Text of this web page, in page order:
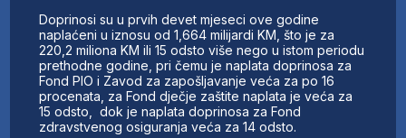
KONTAKT
Doprinosi su u prvih devet mjeseci ove godine
naplaćeni u iznosu od 1,664 milijardi KM, što je za
220,2 miliona KM ili 15 odsto više nego u istom periodu
prethodne godine, pri čemu je naplata doprinosa za
Fond PIO i Zavod za zapošljavanje veća za po 16
procenata, za Fond dječje zaštite naplata je veća za
15 odsto, dok je naplata doprinosa za Fond
zdravstvenog osiguranja veća za 14 odsto.